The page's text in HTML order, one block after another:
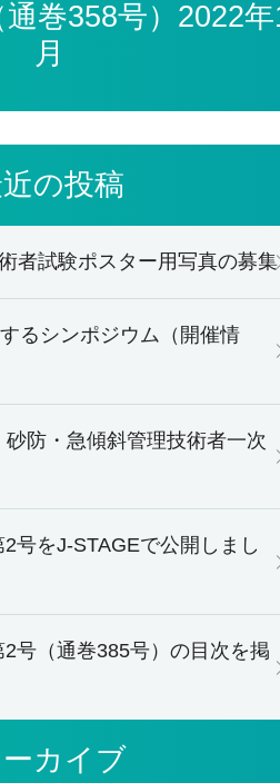
巻358号）2022年
月
の投稿
者試験ポスター用写真の募集
るシンポジウム（開催情
防・急傾斜管理技術者一次
号をJ-STAGEで公開しまし
号（通巻385号）の目次を掲
カイブ